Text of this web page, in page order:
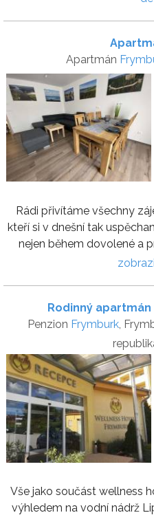
Apartmán
Rádi přivítáme všechny
kteří si v dnešní tak
nejen během dovolené a
Rodinný
Penzion Frymburk,
Vše jako součást wellness
výhledem na vodní nádrž